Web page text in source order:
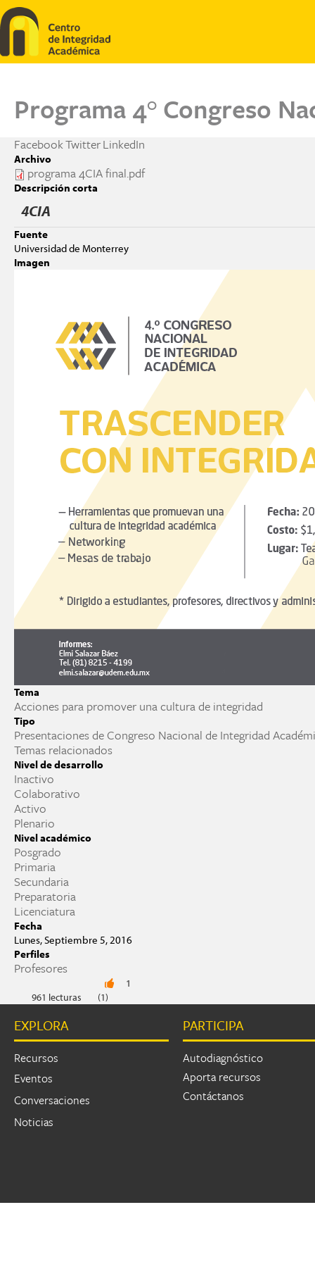
Pasar al contenido principal
Programa 4° Congreso
FacebookTwitterLinkedIn
Archivo
programa 4CIA final.pdf
Descripción corta
4CIA
Fuente
Universidad de Monterrey
Imagen
Tema
Acciones para promover una cultura de integridad
Tipo
Presentaciones de Congreso Nacional de Integridad
Temas relacionados
Nivel de desarrollo
Inactivo
Colaborativo
Activo
Plenario
Nivel académico
Posgrado
Primaria
Secundaria
Preparatoria
Licenciatura
Fecha
Lunes, Septiembre 5, 2016
Perfiles
Profesores
961 lecturas
1
(1)
EXPLORA
Recursos
Eventos
Conversaciones
Noticias
PARTICIPA
Autodiagnóstico
Aporta recursos
Contáctanos